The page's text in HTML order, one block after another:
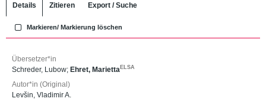
Details Zitieren Export / Suche
Markieren/ Markierung löschen
Übersetzer*in
Schreder, Lubow; Ehret, Marietta ELSA
Autor*in (Original)
Levšin, Vladimir A.